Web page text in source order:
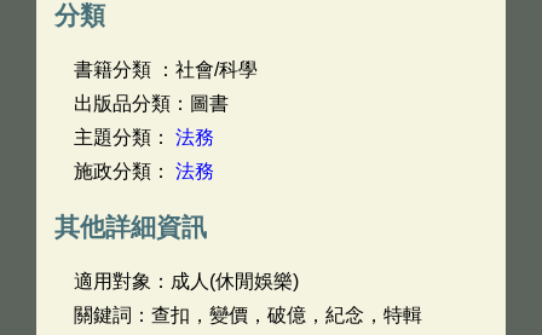
分類
書籍分類 ：社會/科學
出版品分類：圖書
主題分類： 法務
施政分類： 法務
其他詳細資訊
適用對象：成人(休閒娛樂)
關鍵詞：查扣，變價，破億，紀念，特輯